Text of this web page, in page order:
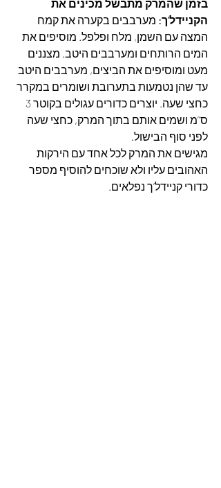
בזמן שהמרק מתבשל מכינים את
הקניידל’ך: מערבבים בקערה את קמח
המצה עם השמן, מלח ופלפל. מוסיפים את
המים הרותחים ומערבבים היטב. מצננים
מעט ומוסיפים את הביצים, מערבבים היטב
עד שהן נטמעות בתערובת ושומרים במקרר
ס”מ ושמים אותם בתוך המרק, כחצי שעה
לפני סוף הבישול.
מגישים את המרק לכל אחד עם הירקות
האהובים עליו ולא שוכחים להוסיף מספר
כדורי קניידל’ך נפלאים.